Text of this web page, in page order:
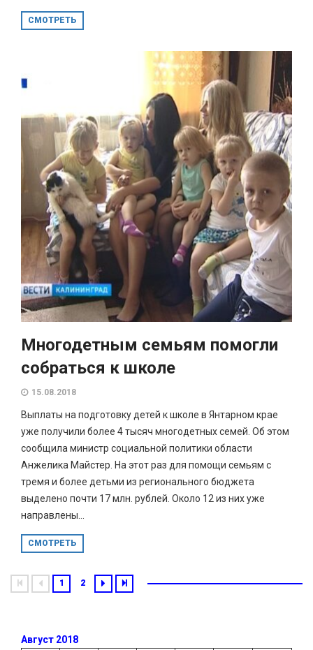
СМОТРЕТЬ
Многодетным семьям помогли
собраться к школе
15.08.2018
Выплаты на подготовку детей к школе в Янтарном крае
уже получили более 4 тысяч многодетных семей. Об этом
сообщила министр социальной политики области
Анжелика Майстер. На этот раз для помощи семьям с
тремя и более детьми из регионального бюджета
выделено почти 17 млн. рублей. Около 12 из них уже
направлены...
СМОТРЕТЬ
1 2
Август 2018